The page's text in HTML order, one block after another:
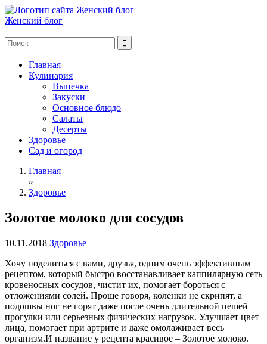
Женский блог
Главная
Кулинария
Выпечка
Закуски
Основное блюдо
Салаты
Десерты
Здоровье
Сад и огород
Главная
»
Здоровье
Золотое молоко для сосудов
10.11.2018 Здоровье
Хочу поделиться с вами, друзья, одним очень эффективным
рецептом, который быстро восстанавливает каппилярную сеть
кровеносных сосудов, чистит их, помогает бороться с
отложениями солей. Проще говоря, коленки не скрипят, а
подошвы ног не горят даже после очень длительной пешей
прогулки или серьезных физических нагрузок. Улучшает цвет
лица, помогает при артрите и даже омолаживает весь
организм.И название у рецепта красивое – Золотое молоко.